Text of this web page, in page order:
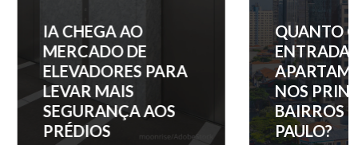
IA CHEGA AO
MERCADO DE
ELEVADORES PARA
LEVAR MAIS
SEGURANÇA AOS
PRÉDIOS
QUANTO
ENTRADA
NOS
BAIRROS
PAULO?